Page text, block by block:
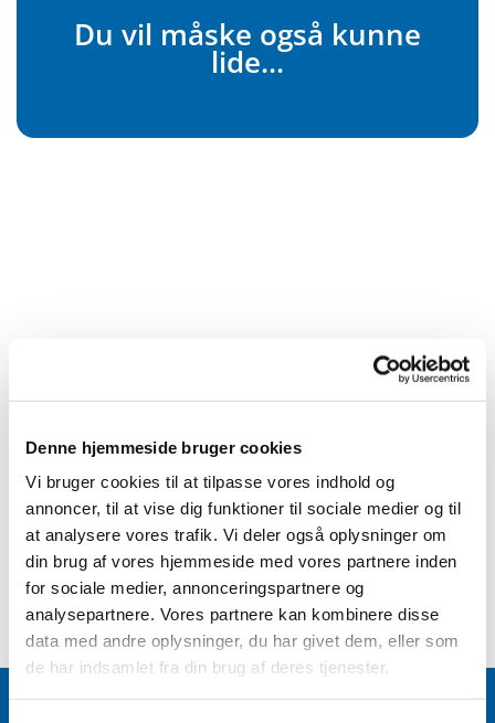
Denne hjemmeside bruger cookies
Vi bruger cookies til at tilpasse vores indhold og
annoncer, til at vise dig funktioner til sociale medier og til
at analysere vores trafik. Vi deler også oplysninger om
din brug af vores hjemmeside med vores partnere inden
for sociale medier, annonceringspartnere og
analysepartnere. Vores partnere kan kombinere disse
data med andre oplysninger, du har givet dem, eller som
de har indsamlet fra din brug af deres tjenester.
Du vil måske også kunne
lide...